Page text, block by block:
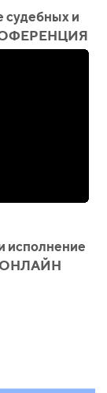
судебных и
исполнение
ОНЛАЙН